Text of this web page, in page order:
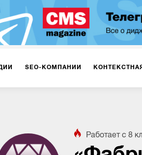
SEO-КОМПАНИИ
НА ИНТЕРНЕТ-ПЛОЩАДКАХ РАБОТА
Работает с8